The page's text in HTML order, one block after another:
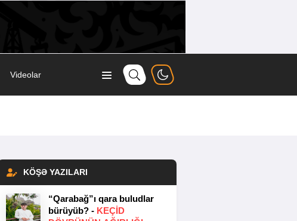
Videolar
KÖŞƏ YAZILARI
“Qarabağ”ı qara buludlar
bürüyüb? - KEÇID